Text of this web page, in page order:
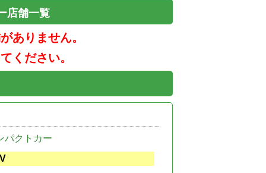
店舗一覧
ありません。
ください。
パクトカー